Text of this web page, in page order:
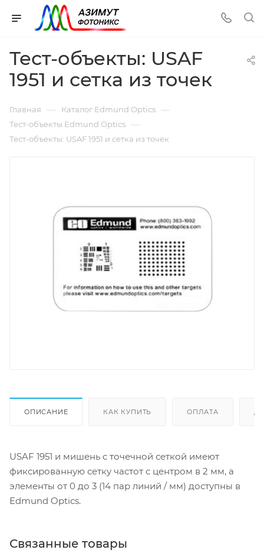
Тест-объекты: USAF
1951 и сетка из точек
Главная — Каталог Edmund Optics —
Тест-объекты Edmund Optics —
Тест-объекты: USAF 1951 и сетка из точек
ОПИСАНИЕ КАК КУПИТЬ ОПЛАТА
USAF 1951 и мишень с точечной сеткой имеют
фиксированную сетку частот с центром в 2 мм, а
элементы от 0 до 3 (14 пар линий / мм) доступны в
Edmund Optics.
Связанные товары